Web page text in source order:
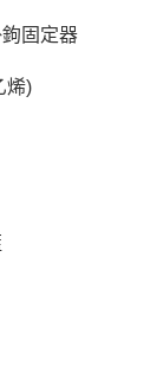
固定器
烯)